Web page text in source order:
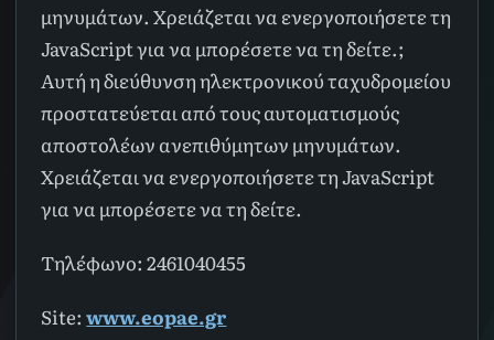
μηνυμάτων. Χρειάζεται να ενεργοποιήσετε τη
JavaScript για να μπορέσετε να τη δείτε.;
Αυτή η διεύθυνση ηλεκτρονικού ταχυδρομείου
προστατεύεται από τους αυτοματισμούς
αποστολέων ανεπιθύμητων μηνυμάτων.
Χρειάζεται να ενεργοποιήσετε τη JavaScript
για να μπορέσετε να τη δείτε.
Tηλέφωνο: 2461040455
Site:www.eopae.gr